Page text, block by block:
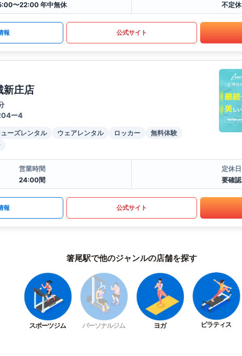
〜22:00 年中無休
不定休
報 公式サイト
新庄店
ー4
ーズレンタル ウェアレンタル ロッカー
無料体験
営業時間
24:00間
定休日
要確認
報 公式サイト
箸尾駅で他のジャンルの店舗を探す
スポーツジム パーソナルジム ヨガ ピラティス